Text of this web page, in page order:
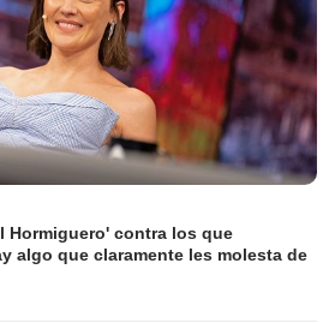
Hormiguero' contra los que
algo que claramente les molesta de